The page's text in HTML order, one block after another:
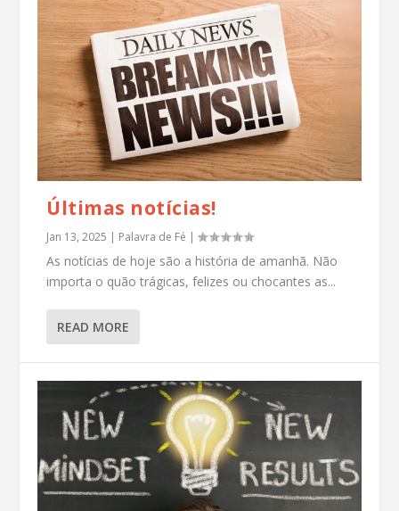
Últimas notícias!
Jan 13, 2025 | Palavra de Fé |
As notícias de hoje são a história de amanhã. Não
importa o quão trágicas, felizes ou chocantes as...
READ MORE